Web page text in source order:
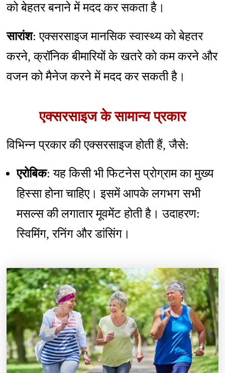
को बेहतर बनाने में मदद कर सकता है।
सारांश: एक्सरसाइज मानसिक स्वास्थ्य को बेहतर
करने, क्रॉनिक बीमारियों के खतरे को कम करने और
वजन को मैनेज करने में मदद कर सकती है।
एक्सरसाइज के सामान्य प्रकार
विभिन्न प्रकार की एक्सरसाइज होती हैं, जैसे:
एरोबिक: यह किसी भी फिटनेस प्रोग्राम का मुख्य
हिस्सा होना चाहिए। इसमें आपके लगभग सभी
मसल्स की लगातार मूवमेंट होती है। उदाहरण:
स्विमिंग, रनिंग और डांसिंग।